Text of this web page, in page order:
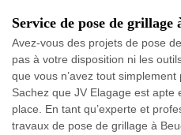
Service de pose de grillage
Avez-vous des projets de pose
pas à votre disposition ni les
que vous n’avez tout
Sachez que JV Elagage est
place. En tant qu’experte et
travaux de pose de grillage à